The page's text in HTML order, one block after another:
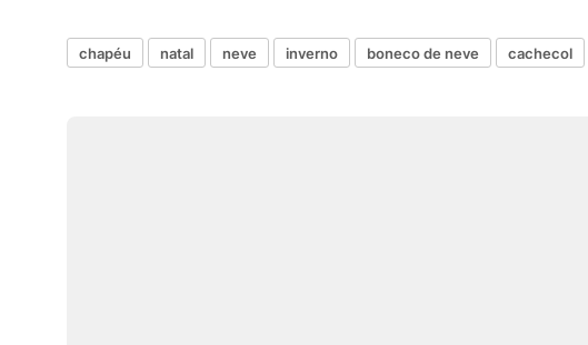
chapéu natal neve inverno boneco de neve cachecol